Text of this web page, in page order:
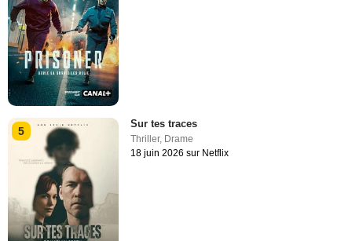
5
Sur tes traces
Thriller, Drame
18 juin 2026 sur Netflix